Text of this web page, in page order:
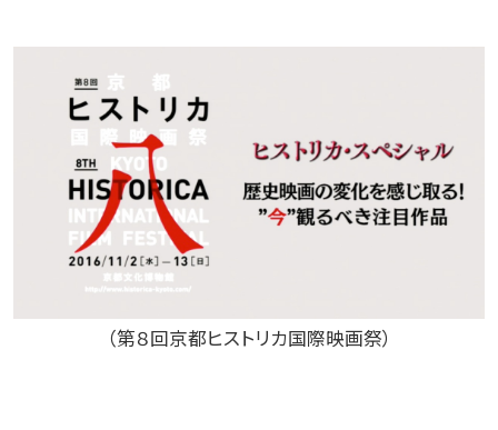
（第８回京都ヒストリカ国際映画祭）